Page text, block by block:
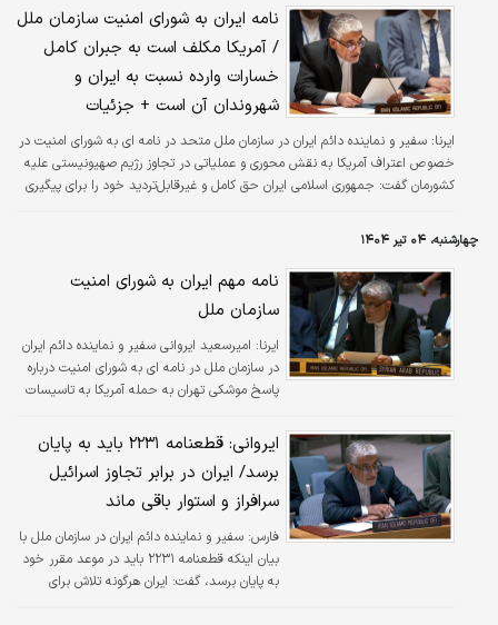
اصول بشردوستانه و با احترام کامل به کرامت
انسانی انجام شده است.
نامه ایران به شورای امنیت سازمان ملل
/ آمریکا مکلف است به جبران کامل
خسارات وارده نسبت به ایران و
شهروندان آن است + جزئیات
ایرنا: سفیر و نماینده دائم ایران در سازمان ملل متحد در نامه ای به شورای امنیت در
خصوص اعتراف آمریکا به نقش محوری و عملیاتی در تجاوز رژیم صهیونیستی علیه
کشورمان گفت: جمهوری اسلامی ایران حق کامل و غیرقابل‌تردید خود را برای پیگیری
نسبت به مسوولان و نیز تامین جبران کامل همه خسارات و زیان‌های وارده ناشی از
این فعل بین‌المللی متخلفانه، محفوظ می‌دارد.
چهارشنبه، ۰۴ تیر ۱۴۰۴
نامه مهم ایران به شورای امنیت
سازمان ملل
ایرنا: امیرسعید ایروانی سفیر و نماینده دائم ایران
در سازمان ملل در نامه ای به شورای امنیت درباره
پاسخ موشکی تهران به حمله آمریکا به تاسیسات
قرار دادن پایگاه هوایی العدید آمریکا در قطر، به
هیچ‌وجه تهدیدی متوجه کشور دوست و برادر،
دولت قطر و ملت شریف آن نمی‌سازد.
ایروانی: قطعنامه ۲۲۳۱ باید به پایان
برسد/ ایران در برابر تجاوز اسرائیل
سرافراز و استوار باقی ماند
فارس: سفیر و نماینده دائم ایران در سازمان ملل با
بیان اینکه قطعنامه ۲۲۳۱ باید در موعد مقرر خود
به پایان برسد، گفت: ایران هرگونه تلاش برای